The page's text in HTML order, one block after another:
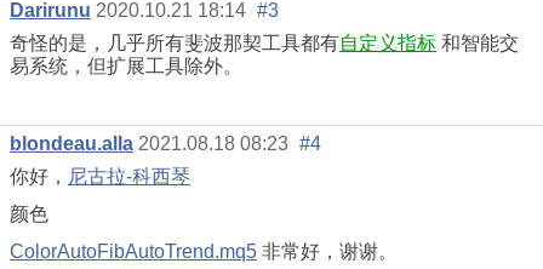
Darirunu 2020.10.21 18:14 #3
奇怪的是，几乎所有斐波那契工具都有自定义指标 和智能交
易系统，但扩展工具除外。
blondeau.alla 2021.08.18 08:23 #4
你好， 尼古拉-科西琴
颜色
ColorAutoFibAutoTrend.mq5 非常好，谢谢。